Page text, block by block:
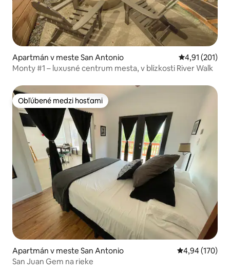
Apartmán v meste San Antonio Priemerné
4,91 (201)
Monty #1 – luxusné centrum mesta, v blízkosti River Walk
Obľúbené medzi hosťami
Obľúbené medzi hosťami
Apartmán v meste San Antonio Priemerné
4,94 (170)
San Juan Gem na rieke